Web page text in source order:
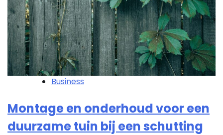
Business
Montage en onderhoud voor een
duurzame tuin bij een schutting